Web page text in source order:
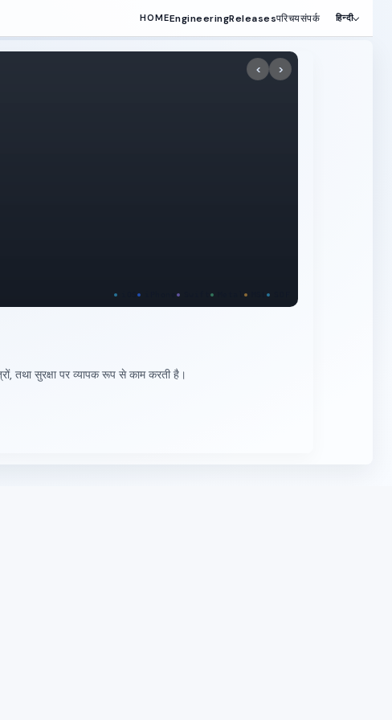
HOMEEngineeringReleasesपरिचयसंपर्क हिन्दी
MSL
< >
सुरक्षा पर व्यापक रूप से काम करती है।